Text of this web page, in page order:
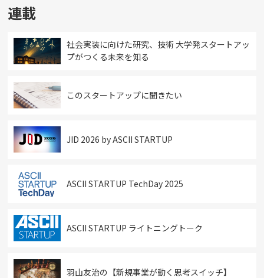
連載
社会実装に向けた研究、技術 大学発スタートアッ
プがつくる未来を知る
このスタートアップに聞きたい
JID 2026 by ASCII STARTUP
ASCII STARTUP TechDay 2025
ASCII STARTUP ライトニングトーク
羽山友治の【新規事業が動く思考スイッチ】